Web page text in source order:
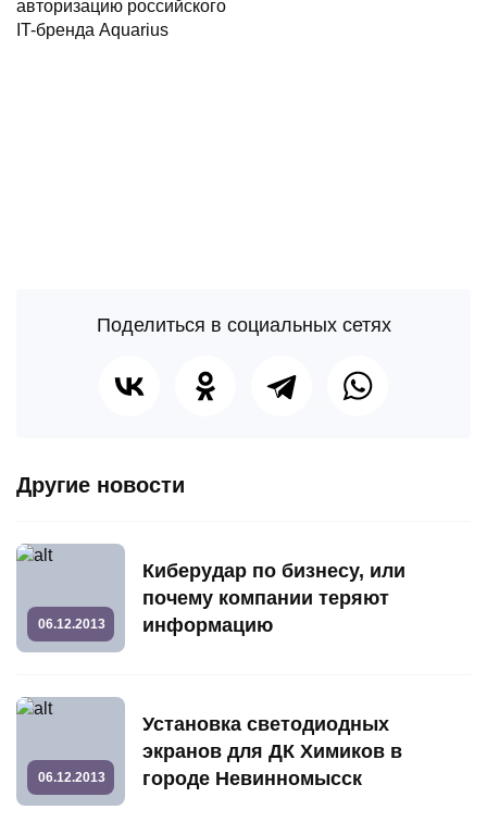
Поделиться в социальных сетях
Другие новости
06.12.2013
Киберудар по бизнесу, или
почему компании теряют
информацию
06.12.2013
Установка светодиодных
экранов для ДК Химиков в
городе Невинномысск